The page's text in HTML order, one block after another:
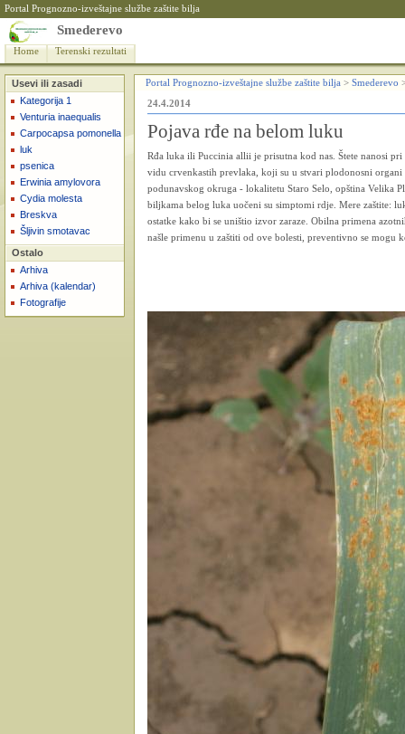
Portal Prognozno-izveštajne službe zaštite bilja
Smederevo
Home Terenski rezultati
Usevi ili zasadi
Kategorija 1
Venturia inaequalis
Carpocapsa pomonella
luk
psenica
Erwinia amylovora
Cydia molesta
Breskva
Šljivin smotavac
Ostalo
Arhiva
Arhiva (kalendar)
Fotografije
Portal Prognozno-izveštajne službe zaštite bilja > Smederevo
24.4.2014
Pojava rđe na belom luku
Rđa luka ili Puccinia allii je prisutna kod nas. Štete nanosi
vidu crvenkastih prevlaka, koji su u stvari plodonosni
podunavskog okruga - lokalitetu Staro Selo, opština Velika
biljkama belog luka uočeni su simptomi rdje. Mere zaštite:
ostatke kako bi se uništio izvor zaraze. Obilna primena
našle primenu u zaštiti od ove bolesti, preventivno se mogu